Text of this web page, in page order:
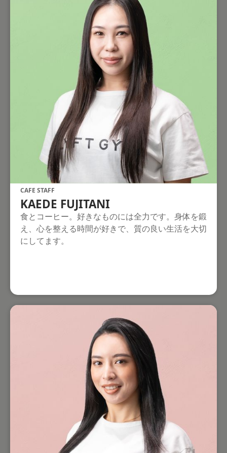
CAFE STAFF
KAEDE FUJITANI
食とコーヒー。好きなものには全力です。身体を鍛
え、心を整える時間が好きで、質の良い生活を大切
にしてます。